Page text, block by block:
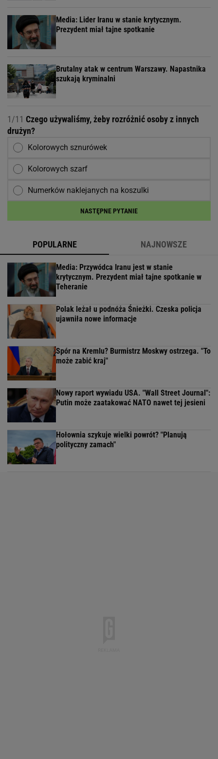
Media: Lider Iranu w stanie krytycznym.
Prezydent miał tajne spotkanie
Brutalny atak w centrum Warszawy. Napastnika
szukają kryminalni
1/11 Czego używaliśmy, żeby rozróżnić osoby z innych
drużyn?
Kolorowych sznurówek
Kolorowych szarf
Numerków naklejanych na koszulki
NASTĘPNE PYTANIE
POPULARNE NAJNOWSZE
Media: Przywódca Iranu jest w stanie
krytycznym. Prezydent miał tajne spotkanie w
Teheranie
Polak leżał u podnóża Śnieżki. Czeska policja
ujawniła nowe informacje
Spór na Kremlu? Burmistrz Moskwy ostrzega. "To
może zabić kraj"
Nowy raport wywiadu USA. "Wall Street Journal":
Putin może zaatakować NATO nawet tej jesieni
Hołownia szykuje wielki powrót? "Planują
polityczny zamach"